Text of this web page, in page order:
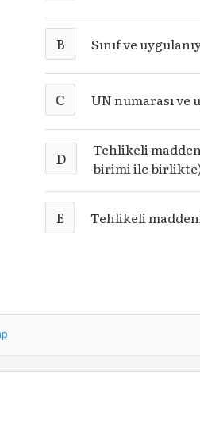
B Sınıf ve
C UN numarası ve
D
Tehlikeli
birimi ile
E Tehlikeli